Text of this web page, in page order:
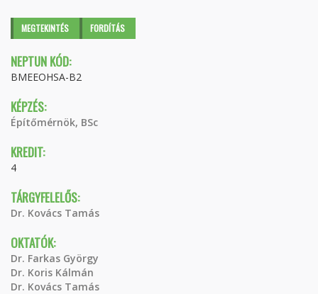
Elsődleges fülek
MEGTEKINTÉS (AKTÍVFORDÍTÁS
NEPTUN KÓD:
BMEEOHSA-B2
KÉPZÉS:
Építőmérnök, BSc
KREDIT:
4
TÁRGYFELELŐS:
Dr. Kovács Tamás
OKTATÓK:
Dr. Farkas György
Dr. Koris Kálmán
Dr. Kovács Tamás